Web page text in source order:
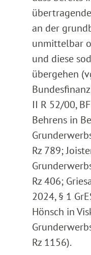
an der
unmittelbar
und diese
übergehen
II R 52/00,
Behrens in
Rz 789;
Rz 406;
2024, § 1
Hönsch in
Rz 1156).